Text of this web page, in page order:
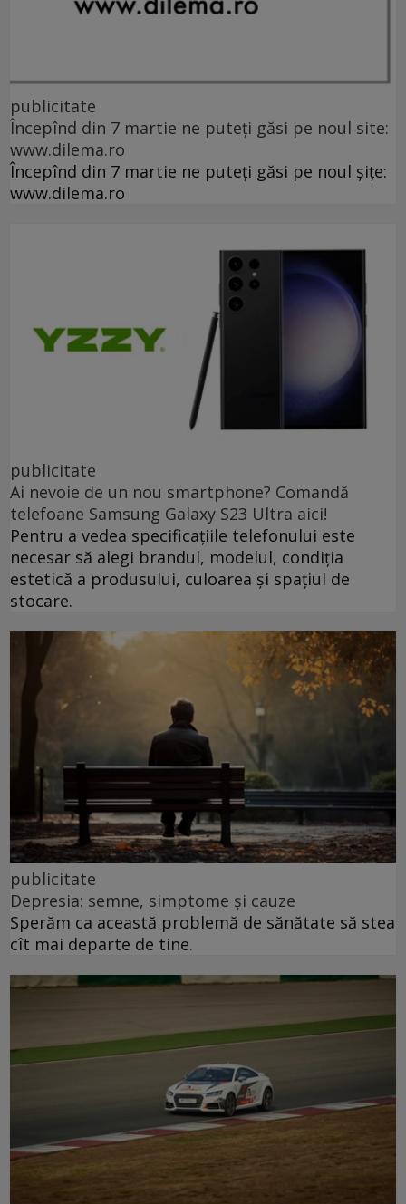
publicitate
Începînd din 7 martie ne puteți găsi pe noul site:
www.dilema.ro
Începînd din 7 martie ne puteți găsi pe noul șițe:
www.dilema.ro
publicitate
Ai nevoie de un nou smartphone? Comandă
telefoane Samsung Galaxy S23 Ultra aici!
Pentru a vedea specificațiile telefonului este
necesar să alegi brandul, modelul, condiția
estetică a produsului, culoarea și spațiul de
stocare.
publicitate
Depresia: semne, simptome și cauze
Sperăm ca această problemă de sănătate să stea
cît mai departe de tine.